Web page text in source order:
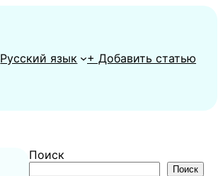
Русский язык + Добавить статью
Поиск
Поиск